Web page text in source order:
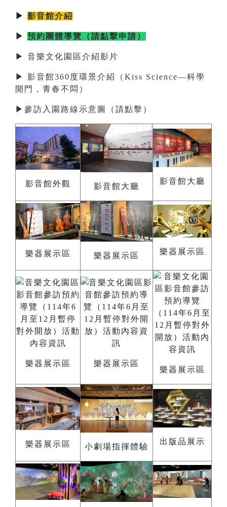
▶ 影音館介紹
▶ 預約團體導覽（請點擊申請）
▶ 音樂文化園區介紹影片
▶ 影音館360度環景介紹（Kiss Science—科學
開門，青春不悶）
▶ 參訪入園路線示意圖（請點擊）
影音館外觀 影音館大廳
影音館大廳
樂器展示區 樂器展示區 樂器展示區
樂器展示區 樂器展示區
樂器展示區
樂器展示區 小劇場指揮體驗
出版品展示